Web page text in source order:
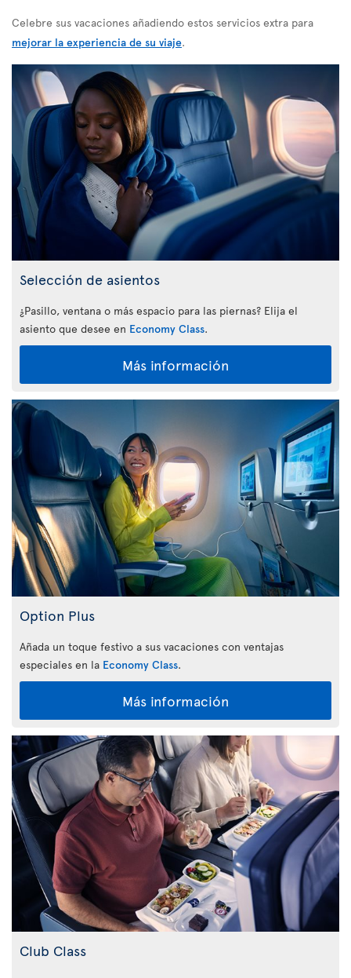
Celebre sus vacaciones añadiendo estos servicios extra para
mejorar la experiencia de su viaje.
Selección de asientos
¿Pasillo, ventana o más espacio para las piernas? Elija el
asiento que desee en Economy Class.
Más información
Option Plus
Añada un toque festivo a sus vacaciones con ventajas
especiales en la Economy Class.
Más información
Club Class